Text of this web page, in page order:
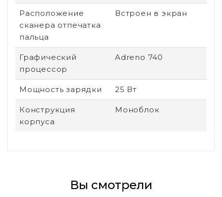
Расположение
сканера отпечатка
пальца
Встроен в экран
Графический
процессор
Adreno 740
Мощность зарядки 25 Вт
Конструкция
корпуса
Моноблок
Вы смотрели